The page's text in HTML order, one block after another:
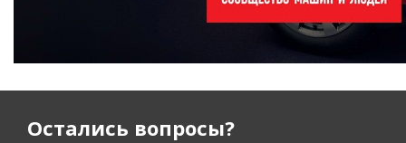
Остались вопросы?